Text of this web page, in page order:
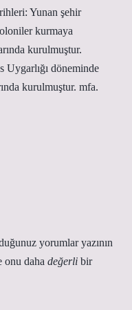
Yunan şehir
kurmaya
kurulmuştur.
Uygarlığı döneminde
kurulmuştur. mfa.
yorumlar yazının
onu daha değerli bir